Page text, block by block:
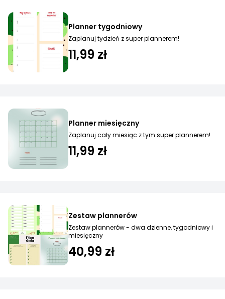
Planner tygodniowy
Zaplanuj tydzień z super plannerem!
11,99 zł
Planner miesięczny
Zaplanuj cały miesiąc z tym super plannerem!
11,99 zł
Zestaw plannerów
Zestaw plannerów - dwa dzienne, tygodniowy i
miesięczny
40,99 zł